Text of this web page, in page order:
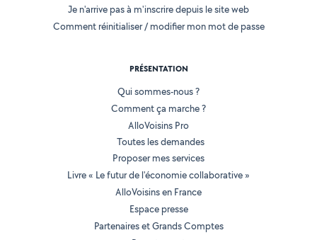
Je n'arrive pas à m'inscrire depuis le site web
Comment réinitialiser / modifier mon mot de passe
PRÉSENTATION
Qui sommes-nous ?
Comment ça marche ?
AlloVoisins Pro
Toutes les demandes
Proposer mes services
Livre « Le futur de l'économie collaborative »
AlloVoisins en France
Espace presse
Partenaires et Grands Comptes